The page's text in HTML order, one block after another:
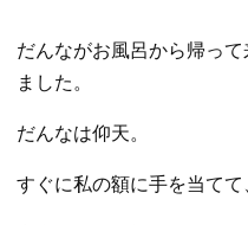
だんながお風呂から帰っ
ました。
だんなは仰天。
すぐに私の額に手を当てて